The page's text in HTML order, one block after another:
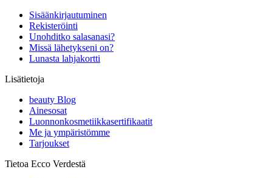
Sisäänkirjautuminen
Rekisteröinti
Unohditko salasanasi?
Missä lähetykseni on?
Lunasta lahjakortti
Lisätietoja
beauty Blog
Ainesosat
Luonnonkosmetiikkasertifikaatit
Me ja ympäristömme
Tarjoukset
Tietoa Ecco Verdestä